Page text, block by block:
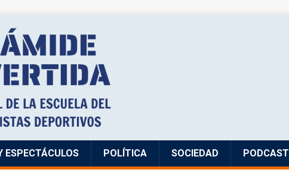
ESPECTÁCULOS POLÍTICA SOCIEDAD PODCAST